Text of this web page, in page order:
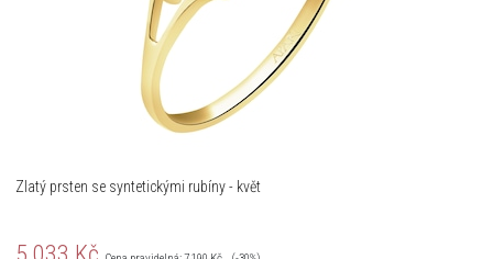
Zlatý prsten se syntetickými rubíny - květ